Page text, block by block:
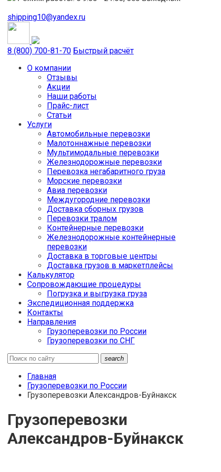
shipping10@yandex.ru
8 (800) 700-81-70 Быстрый расчёт
О компании
Отзывы
Акции
Наши работы
Прайс-лист
Статьи
Услуги
Автомобильные перевозки
Малотоннажные перевозки
Мультимодальные перевозки
Железнодорожные перевозки
Перевозка негабаритного груза
Морские перевозки
Авиа перевозки
Междугородние перевозки
Доставка сборных грузов
Перевозки тралом
Контейнерные перевозки
Железнодорожные контейнерные
перевозки
Доставка в торговые центры
Доставка грузов в маркетплейсы
Калькулятор
Сопровождающие процедуры
Погрузка и выгрузка груза
Экспедиционная поддержка
Контакты
Направления
Грузоперевозки по России
Грузоперевозки по СНГ
search
Главная
Грузоперевозки по России
Грузоперевозки Александров-Буйнакск
Грузоперевозки
Александров-Буйнакск